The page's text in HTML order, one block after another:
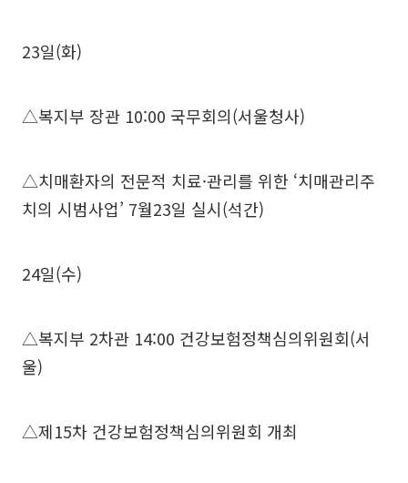
23일(화)
△복지부 장관 10:00 국무회의(서울청사)
△치매환자의 전문적 치료·관리를 위한 ‘치매관리주
치의 시범사업’ 7월23일 실시(석간)
24일(수)
△복지부 2차관 14:00 건강보험정책심의위원회(서
울)
△제15차 건강보험정책심의위원회 개최